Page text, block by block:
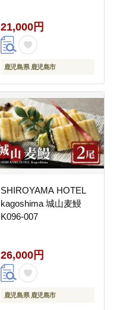
21,000円
鹿児島県 鹿児島市
SHIROYAMA HOTEL
kagoshima 城山麦鰻
K096-007
26,000円
鹿児島県 鹿児島市